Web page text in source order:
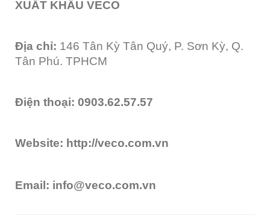
XUẤT KHẨU VECO
Địa chỉ: 146 Tân Kỳ Tân Quý, P. Sơn Kỳ, Q.
Tân Phú. TPHCM
Điện thoại: 0903.62.57.57
Website: http://veco.com.vn
Email: info@veco.com.vn